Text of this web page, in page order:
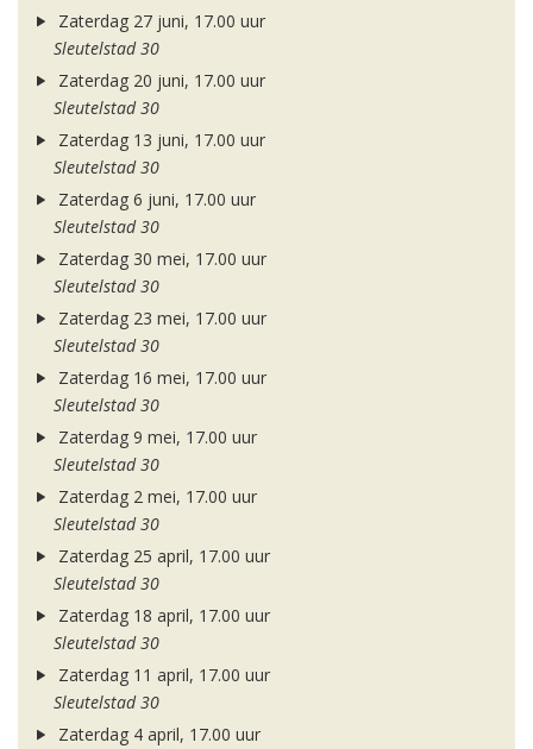
Zaterdag 27 juni, 17.00 uur
Sleutelstad 30
Zaterdag 20 juni, 17.00 uur
Sleutelstad 30
Zaterdag 13 juni, 17.00 uur
Sleutelstad 30
Zaterdag 6 juni, 17.00 uur
Sleutelstad 30
Zaterdag 30 mei, 17.00 uur
Sleutelstad 30
Zaterdag 23 mei, 17.00 uur
Sleutelstad 30
Zaterdag 16 mei, 17.00 uur
Sleutelstad 30
Zaterdag 9 mei, 17.00 uur
Sleutelstad 30
Zaterdag 2 mei, 17.00 uur
Sleutelstad 30
Zaterdag 25 april, 17.00 uur
Sleutelstad 30
Zaterdag 18 april, 17.00 uur
Sleutelstad 30
Zaterdag 11 april, 17.00 uur
Sleutelstad 30
Zaterdag 4 april, 17.00 uur